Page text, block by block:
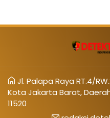
Jl. Palapa Raya RT.4/
Kota Jakarta Barat,
11520